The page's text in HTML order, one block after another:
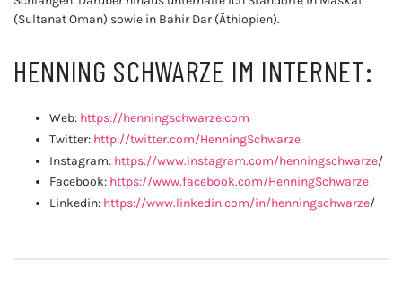
(Sultanat Oman) sowie in Bahir Dar (Äthiopien).
HENNING SCHWARZE IM INTERNET:
Web: https://henningschwarze.com
Twitter: http://twitter.com/HenningSchwarze
Instagram: https://www.instagram.com/henningschwarze/
Facebook: https://www.facebook.com/HenningSchwarze
Linkedin: https://www.linkedin.com/in/henningschwarze/